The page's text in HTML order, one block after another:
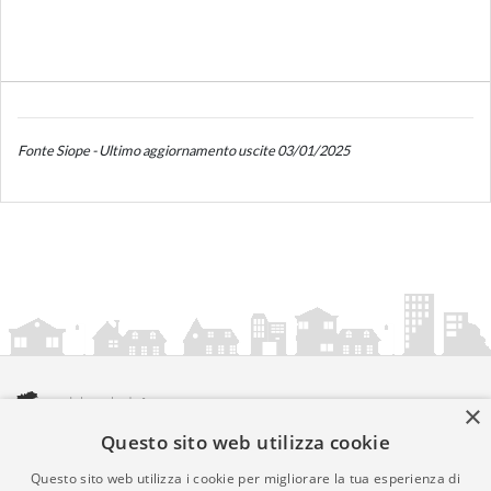
Fonte Siope - Ultimo aggiornamento uscite 03/01/2025
amministrazionicomunali.it è una iniziativa diartemedia.it
© Copyright MMXXIV - P.IVA 05400000724
×
Questo sito web utilizza cookie
Questo sito web utilizza i cookie per migliorare la tua esperienza di